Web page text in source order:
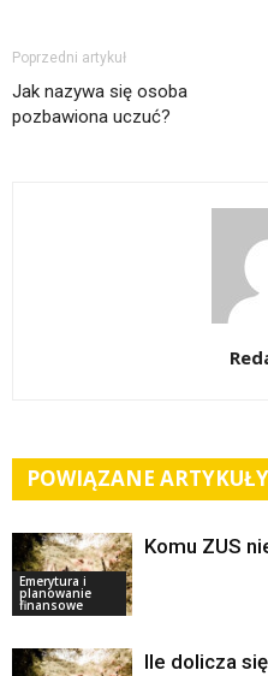
Poprzedni artykuł
Jak nazywa się osoba
pozbawiona uczuć?
POWIĄZANE ARTYKUŁY
Emerytura i
planowanie
finansowe
Komu ZUS
Ile dolicza